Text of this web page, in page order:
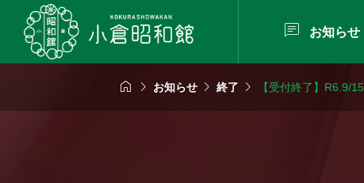
 お知らせ
  お知らせ  終了  【受付終了】R6.9/